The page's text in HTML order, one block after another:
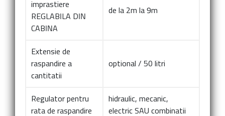
imprastiere
REGLABILA DIN
CABINA
de la 2m la 9m
Extensie de
raspandire a
cantitatii
optional / 50 litri
Regulator pentru
rata de raspandire
hidraulic, mecanic,
electric SAU combinatii